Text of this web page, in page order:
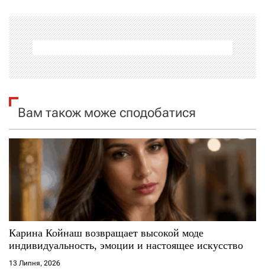
а
ц
і
я
з
с
і
Вам також може сподобатися
Карина Койнаш возвращает высокой моде
индивидуальность, эмоции и настоящее искусство
13 Липня, 2026